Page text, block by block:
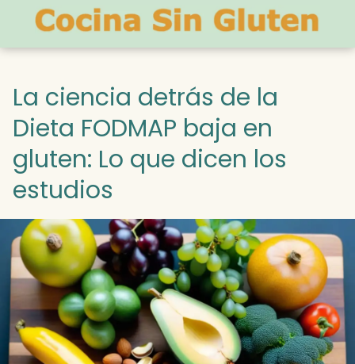
La ciencia detrás de la
Dieta FODMAP baja en
gluten: Lo que dicen los
estudios